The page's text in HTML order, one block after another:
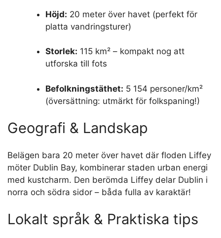
Höjd: 20 meter över havet (perfekt för
platta vandringsturer)
Storlek: 115 km² – kompakt nog att
utforska till fots
Befolkningstäthet: 5 154 personer/km²
(översättning: utmärkt för folkspaning!)
Geografi & Landskap
Belägen bara 20 meter över havet där floden Liffey
möter Dublin Bay, kombinerar staden urban energi
med kustcharm. Den berömda Liffey delar Dublin i
norra och södra sidor – båda fulla av karaktär!
Lokalt språk & Praktiska tips